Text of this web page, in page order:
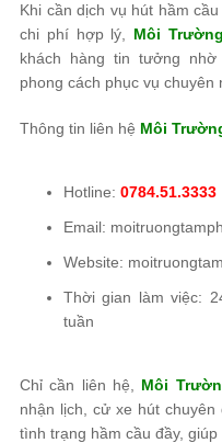
Khi cần dịch vụ hút hầm
chi phí hợp lý, Môi
khách hàng tin tưởng
phong cách phục vụ chuyên
Thông tin liên hệ Môi
Hotline: 0784.51.3333
Email:
Website:
Thời gian làm việc:
tuần
Chỉ cần liên hệ, Môi
nhận lịch, cử xe hút
tình trạng hầm cầu đầy,